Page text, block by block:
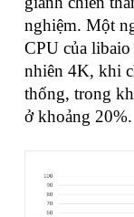
nghiệm. Một
CPU của
nhiên 4K, khi
thống, trong
ở khoảng 20%.